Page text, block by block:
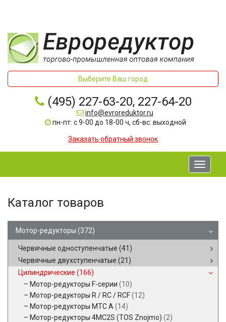
Выберите Ваш город
(495) 227-63-20, 227-64-20
info@evroreduktor.ru
пн-пт: с 9-00 до 18-00 ч, сб-вс: выходной
Заказать обратный звонок
Toggle
Каталог товаров
Мотор-редукторы (372)
Червячные одноступенчатые (41)
Червячные двухступенчатые (21)
Цилиндрические (166)
Мотор-редукторы F-серии (10)
Мотор-редукторы R / RC / RCF(12)
Мотор-редукторы MTC A (14)
Мотор-редукторы 4MC2S (TOS Znojmo) (2)